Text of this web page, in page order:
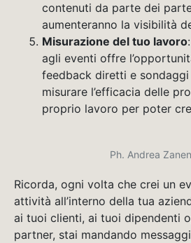
contenuti da parte dei
aumenteranno la visibilità
Misurazione del tuo lavoro
agli eventi offre
feedback diretti e
misurare l’efficacia delle
proprio lavoro per poter
Ph. Andrea
Ricorda, ogni volta che crei un
attività all’interno della tua
ai tuoi clienti, ai tuoi dipendenti
partner, stai mandando